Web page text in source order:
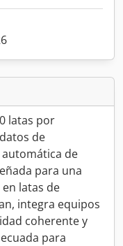
latas por
de
de
para una
latas de
integra equipos
coherente y
para